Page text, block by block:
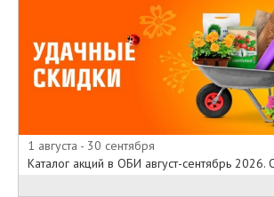
1 августа - 30 сентября
Каталог акций в ОБИ август-сентябрь 2026.